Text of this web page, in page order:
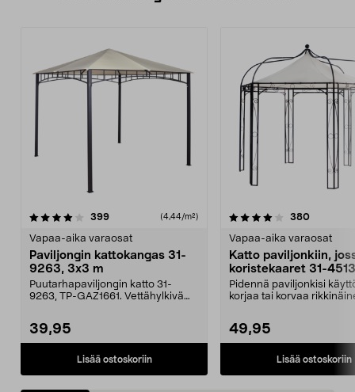
399arvostelut (4,44/m²)
Vapaa-aika varaosat
Paviljongin kattokangas 31-
9263, 3x3 m
Puutarhapaviljongin katto 31-
9263, TP-GAZ1661. Vettähylkivä
39,95
Lisää ostoskoriin
4.0 viidestä
380arvostelut
Vapaa-aika varaosat
Katto paviljonkiin,
koristekaaret 31-4513
Pidennä paviljonkisi
korjaa tai korvaa
49,95
Lisää ostoskoriin
5.0 viidestä